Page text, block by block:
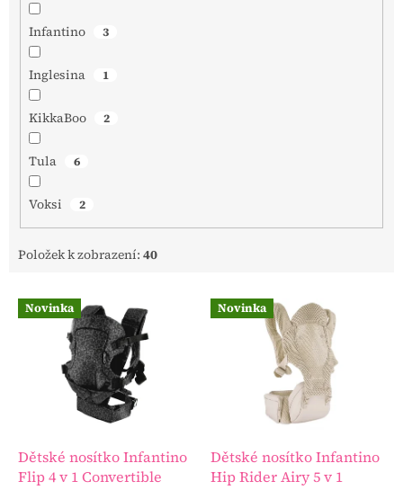
Infantino 3
Inglesina 1
KikkaBoo 2
Tula 6
Voksi 2
Položek k zobrazení: 40
V
ý
d
u
Novinka
Dětské nosítko Infantino
Flip 4 v 1 Convertible
Novinka
Dětské nosítko Infantino
Hip Rider Airy 5 v 1